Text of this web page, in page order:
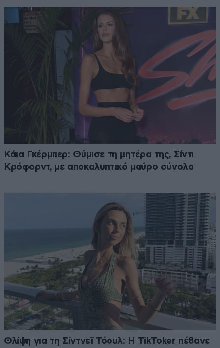
Κάια Γκέρμπερ: Θύμισε τη μητέρα της, Σίντι
Κρόφορντ, με αποκαλυπτικό μαύρο σύνολο
Θλίψη για τη Σίντνεϊ Τόουλ: Η TikToker πέθανε